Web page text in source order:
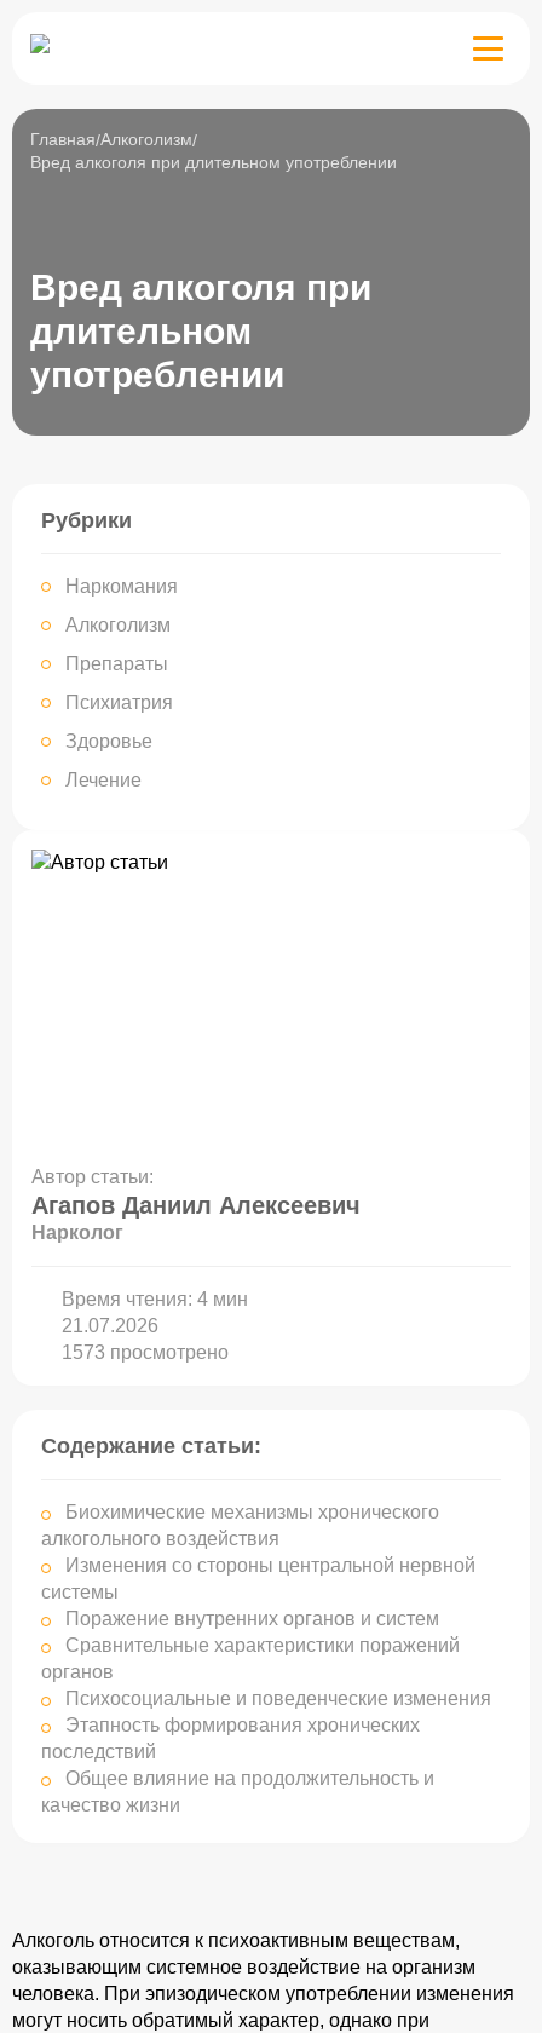
Препараты
Психиатрия
Главная Алкоголизм
Вред алкоголя при длительном употреблении
Вред алкоголя при
длительном
употреблении
Автор статьи:
Агапов Даниил Алексеевич
Нарколог
Время чтения: 4 мин
21.07.2026
1573 просмотрено
Содержание статьи:
Биохимические механизмы хронического
алкогольного воздействия
Изменения со стороны центральной нервной
системы
Поражение внутренних органов и систем
Сравнительные характеристики поражений
органов
Психосоциальные и поведенческие изменения
Этапность формирования хронических
последствий
Общее влияние на продолжительность и
качество жизни
Алкоголь относится к психоактивным веществам,
оказывающим системное воздействие на организм
человека. При эпизодическом употреблении изменения
могут носить обратимый характер, однако при
Рубрики
Наркомания
Алкоголизм
Препараты
Психиатрия
Здоровье
Лечение